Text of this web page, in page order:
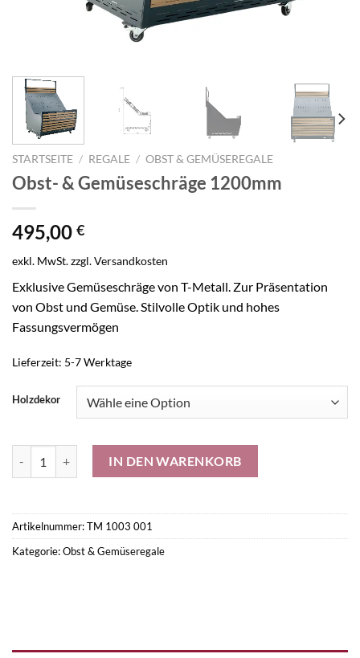
STARTSEITE / REGALE / OBST & GEMÜSEREGALE
Obst- & Gemüseschräge 1200mm
495,00 €
exkl. MwSt.zzgl.Versandkosten
Exklusive Gemüseschräge von T-Metall. Zur Präsentation
von Obst und Gemüse. Stilvolle Optik und hohes
Fassungsvermögen
Lieferzeit: 5-7 Werktage
Holzdekor
Obst- & Gemüseschräge 1200mm Menge
IN DEN WARENKORB
Artikelnummer:TM 1003 001
Kategorie:Obst & Gemüseregale